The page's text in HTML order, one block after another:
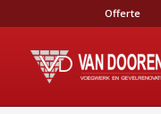
Offerte